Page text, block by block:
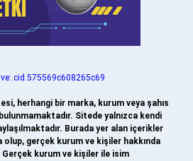
herhangi bir marka, kurum veya şahıs
Sitede yalnızca kendi
Burada yer alan içerikler
gerçek kurum ve kişiler hakkında
Gerçek kurum ve kişiler ile isim